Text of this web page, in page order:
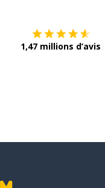
1,47 millions d’avis